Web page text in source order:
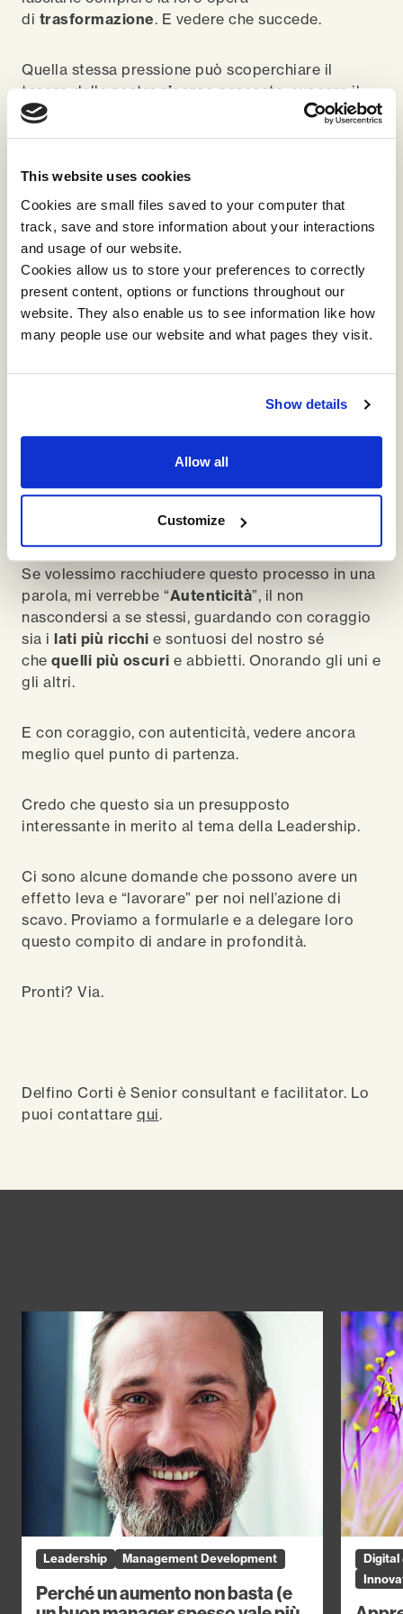
This website uses cookies
Cookies are small files saved to your computer that
track, save and store information about your interactions
and usage of our website.
Cookies allow us to store your preferences to correctly
present content, options or functions throughout our
website. They also enable us to see information like how
many people use our website and what pages they visit.
Show details
Allow all
Customize
di trasformazione. E vedere che succede.
Quella stessa pressione può scoperchiare il
tesoro delle nostrerisorsenascoste, evocare il
nostro
audacia,
stimolare la nostrapassionee può generare una
trasformazione.
Ci fa affrontare la paura e il rischio, ci mette
davanti alla possibilità di una consapevolezza
nuova, ci mostra il limite come un insieme di
possibilità nuove, dà corpo alla nostra creatività,
fa appello al senso del sacrificio, quello che
accetta che possiamo essere spogliati e che
posto a qualcosa di nuovo.
Ma forse questo potrebbe essere un punto di
Se volessimo racchiudere questo processo in una
parola, mi verrebbe “Autenticità”, il non
nascondersi a se stessi, guardando con coraggio
sia i lati più ricchi e sontuosi del nostro sé
che quelli più oscuri e abbietti. Onorando gli uni e
gli altri.
E con coraggio, con autenticità, vedere ancora
meglio quel punto di partenza.
Credo che questo sia un presupposto
interessante in merito al tema della Leadership.
Ci sono alcune domande che possono avere un
effetto leva e “lavorare” per noi nell’azione di
scavo. Proviamo a formularle e a delegare loro
questo compito di andare in profondità.
Pronti? Via.
Delfino Corti è Senior consultant e facilitator. Lo
puoi contattare qui.
Leadership Management Development
Perché un aumento non basta (e
Digital